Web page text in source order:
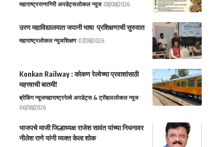
महाराष्ट्ररत्नागिरी अपडेट्सलोकल न्यूज 08/08/2026
उरण महाविद्यालयात जपानी भाषा प्रशिक्षणाची सुरुवात
महाराष्ट्रलोकल न्यूजशिक्षण 07/08/2026
Konkan Railway : कोकण रेल्वेच्या प्रवाशांसाठी
महत्त्वाची बातमी!
ब्रेकिंग न्यूजमहाराष्ट्ररेल्वे अपडेट्स & ट्रॅव्हललोकल न्यूज
06/08/2026
भाजपचे माजी जिल्हाध्यक्ष राजेश सावंत यांच्या निधनावर
नीलेश राणे यांनी व्यक्त केला शोक